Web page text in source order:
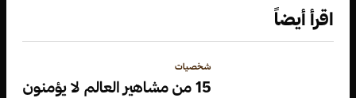
اقرأ أيضاً
شخصيات
15 من مشاهير العالم لا يؤمنون